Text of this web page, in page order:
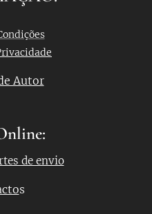
Autor
de envio
s